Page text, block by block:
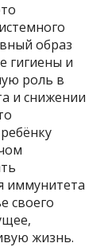
образ
гигиены и
роль в
и снижении
иммунитета
своего
жизнь.